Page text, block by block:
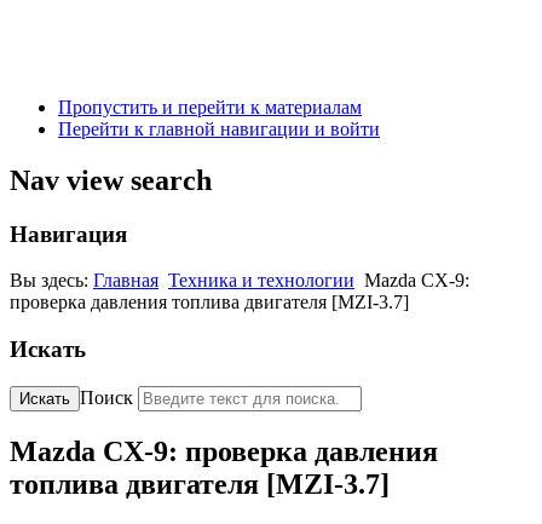
Пропустить и перейти к материалам
Перейти к главной навигации и войти
Nav view search
Навигация
Вы здесь: Главная Техника и технологии Mazda CX-9:
проверка давления топлива двигателя [MZI-3.7]
Искать
Искать Поиск
Mazda CX-9: проверка давления
топлива двигателя [MZI-3.7]